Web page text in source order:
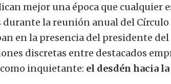
mejor una época que cualquier
durante la reunión anual del
en la presencia del presidente
discretas entre destacados
inquietante: el desdén hacia